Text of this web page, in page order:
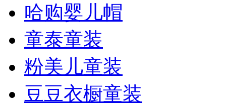
哈购婴儿帽
童泰童装
粉美儿童装
豆豆衣橱童装